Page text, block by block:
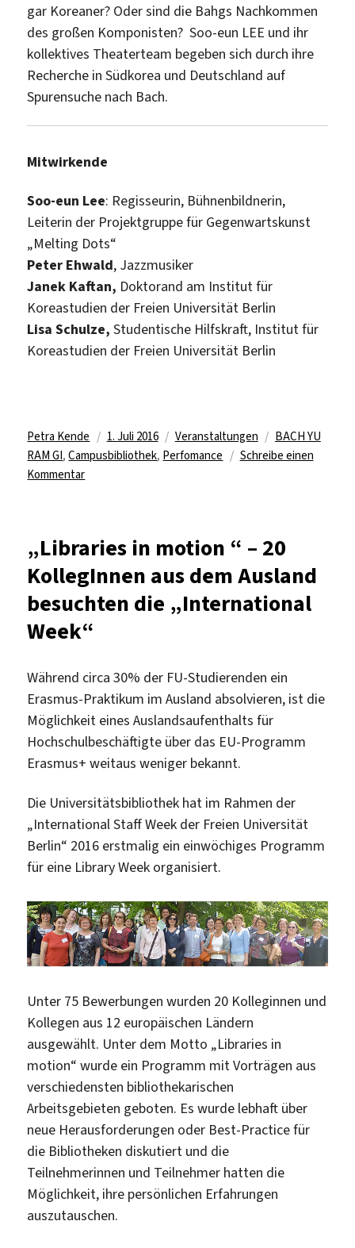
gar Koreaner? Oder sind die Bahgs Nachkommen
des großen Komponisten? Soo-eun LEE und ihr
kollektives Theaterteam begeben sich durch ihre
Recherche in Südkorea und Deutschland auf
Spurensuche nach Bach.
Mitwirkende
Soo-eun Lee: Regisseurin, Bühnenbildnerin,
Leiterin der Projektgruppe für Gegenwartskunst
„Melting Dots“
Peter Ehwald, Jazzmusiker
Janek Kaftan, Doktorand am Institut für
Koreastudien der Freien Universität Berlin
Lisa Schulze,Studentische Hilfskraft, Institut für
Koreastudien der Freien Universität Berlin
Autor
Petra Kende
Veröffentlicht
am
1. Juli 2016 Kategorien
Veranstaltungen Schlagwörter
BACH YU
RAM GI,Campusbibliothek, Perfomance
Schreibe einen
Kommentarzu
Deutsch
und
Koreanisch
in
der
„Libraries in motion “ – 20
KollegInnen aus dem Ausland
besuchten die „International
Week“
Während circa 30% der FU-Studierenden ein
Erasmus-Praktikum im Ausland absolvieren, ist die
Möglichkeit eines Auslandsaufenthalts für
Hochschulbeschäftigte über das EU-Programm
Erasmus+ weitaus weniger bekannt.
Die Universitätsbibliothek hat im Rahmen der
„International Staff Week der Freien Universität
Berlin“ 2016 erstmalig ein einwöchiges Programm
für eine Library Week organisiert.
Unter 75 Bewerbungen wurden 20 Kolleginnen und
Kollegen aus 12 europäischen Ländern
ausgewählt. Unter dem Motto „Libraries in
motion“ wurde ein Programm mit Vorträgen aus
verschiedensten bibliothekarischen
Arbeitsgebieten geboten. Es wurde lebhaft über
neue Herausforderungen oder Best-Practice für
die Bibliotheken diskutiert und die
Teilnehmerinnen und Teilnehmer hatten die
Möglichkeit, ihre persönlichen Erfahrungen
auszutauschen.